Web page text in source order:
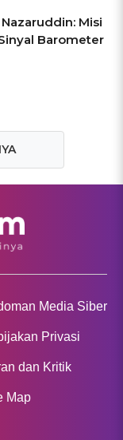
Misi
Barometer
Media Siber
Privasi
dan Kritik
Map